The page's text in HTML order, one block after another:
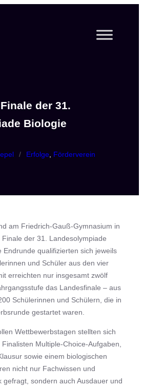
der 31.
Biologie
/ Erfolge Förderverein
am Friedrich-Gauß-Gymnasium in
der 31. Landesolympiade
Endrunde qualifizierten sich jeweils
und Schüler aus den vier
erreichten nur insgesamt zwölf
das Landesfinale – aus
Schülerinnen und Schülern, die in
gestartet waren.
Wettbewerbstagen stellten sich
Multiple-Choice-Aufgaben,
sowie einem biologischen
nicht nur Fachwissen und
gefragt, sondern auch Ausdauer und